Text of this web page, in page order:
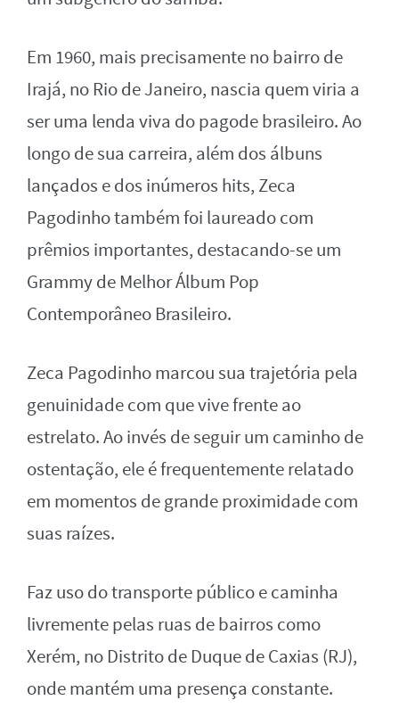
Em 1960, mais precisamente no bairro de
Irajá, no Rio de Janeiro, nascia quem viria a
ser uma lenda viva do pagode brasileiro. Ao
longo de sua carreira, além dos álbuns
lançados e dos inúmeros hits, Zeca
Pagodinho também foi laureado com
prêmios importantes, destacando-se um
Grammy de Melhor Álbum Pop
Contemporâneo Brasileiro.
Zeca Pagodinho marcou sua trajetória pela
genuinidade com que vive frente ao
estrelato. Ao invés de seguir um caminho de
ostentação, ele é frequentemente relatado
em momentos de grande proximidade com
suas raízes.
Faz uso do transporte público e caminha
livremente pelas ruas de bairros como
Xerém, no Distrito de Duque de Caxias (RJ),
onde mantém uma presença constante.